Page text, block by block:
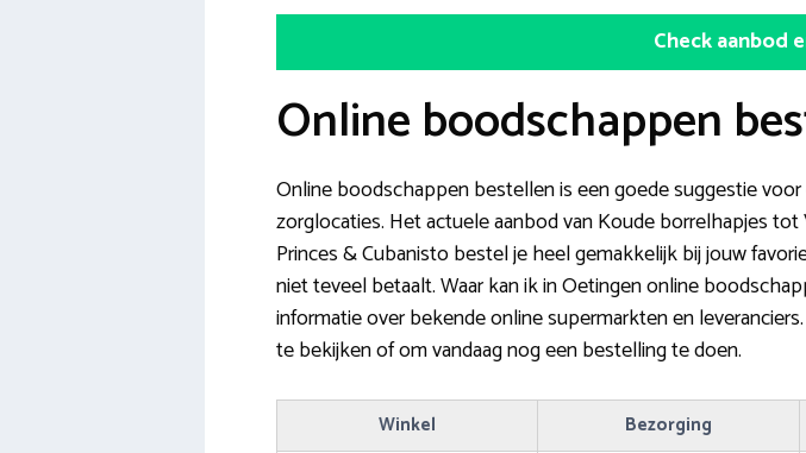
Check aanbod
Online boodschappen
Online boodschappen bestellen is een goede suggestie
zorglocaties. Het actuele aanbod van Koude borrelhapjes
Princes & Cubanisto bestel je heel gemakkelijk bij jouw
niet teveel betaalt. Waar kan ik in Oetingen online
informatie over bekende online supermarkten en
te bekijken of om vandaag nog een bestelling te doen.
Winkel Bezorging